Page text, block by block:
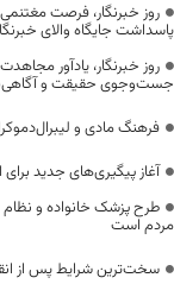
روز خبرنگار، فرصت
پاسداشت جایگاه والای
روز خبرنگار، یادآور
جست‌وجوی حقیقت و
فرهنگ مادی و
آغاز پیگیری‌های جدید
طرح پزشک خانواده و
مردم است
سخت‌ترین شرایط پس از